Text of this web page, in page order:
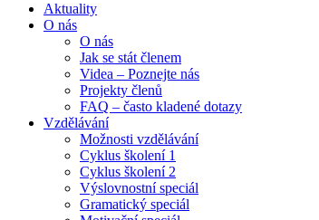
Aktuality
O nás
O nás
Jak se stát členem
Videa – Poznejte nás
Projekty členů
FAQ – často kladené dotazy
Vzdělávání
Možnosti vzdělávání
Cyklus školení 1
Cyklus školení 2
Výslovnostní speciál
Gramatický speciál